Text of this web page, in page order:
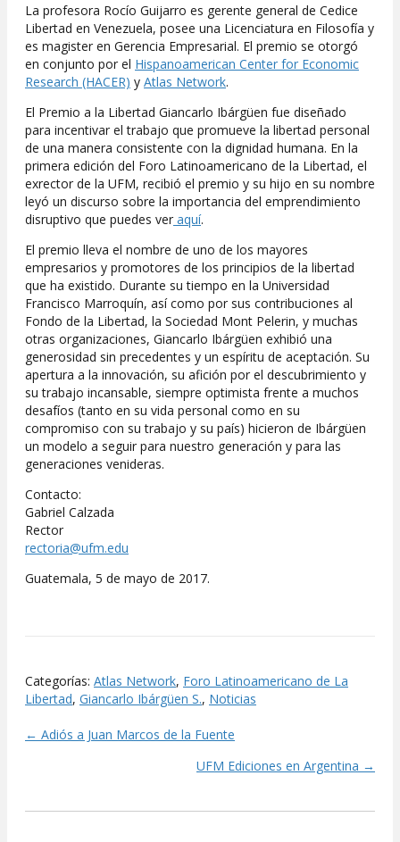
La profesora Rocío Guijarro es gerente general de Cedice
Libertad en Venezuela, posee una Licenciatura en Filosofía y
es magister en Gerencia Empresarial. El premio se otorgó
en conjunto por el Hispanoamerican Center for Economic
Research (HACER) y Atlas Network.
El Premio a la Libertad Giancarlo Ibárgüen fue diseñado
para incentivar el trabajo que promueve la libertad personal
de una manera consistente con la dignidad humana. En la
primera edición del Foro Latinoamericano de la Libertad, el
exrector de la UFM, recibió el premio y su hijo en su nombre
leyó un discurso sobre la importancia del emprendimiento
disruptivo que puedes ver aquí.
El premio lleva el nombre de uno de los mayores
empresarios y promotores de los principios de la libertad
que ha existido. Durante su tiempo en la Universidad
Francisco Marroquín, así como por sus contribuciones al
Fondo de la Libertad, la Sociedad Mont Pelerin, y muchas
otras organizaciones, Giancarlo Ibárgüen exhibió una
generosidad sin precedentes y un espíritu de aceptación. Su
apertura a la innovación, su afición por el descubrimiento y
su trabajo incansable, siempre optimista frente a muchos
desafíos (tanto en su vida personal como en su
compromiso con su trabajo y su país) hicieron de Ibárgüen
un modelo a seguir para nuestro generación y para las
generaciones venideras.
Contacto:
Gabriel Calzada
Rector
rectoria@ufm.edu
Guatemala, 5 de mayo de 2017.
Categorías: Atlas Network, Foro Latinoamericano de La
Libertad, Giancarlo Ibárgüen S., Noticias
Posts
← Adiós a Juan Marcos de la Fuente
UFM Ediciones en Argentina →